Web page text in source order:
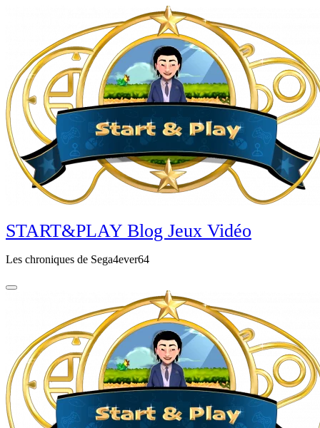
principal
START&PLAY Blog Jeux Vidéo
Les chroniques de Sega4ever64